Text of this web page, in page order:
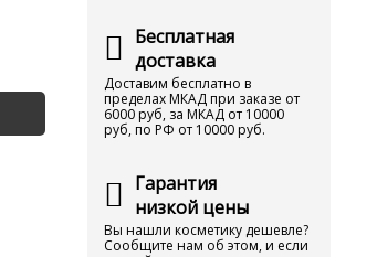
Бесплатная
доставка
Доставим бесплатно в
пределах МКАД при заказе от
6000 руб, за МКАД от 10000
руб, по РФ от 10000 руб.
Гарантия
низкой цены
Вы нашли косметику дешевле?
Сообщите нам об этом, и если